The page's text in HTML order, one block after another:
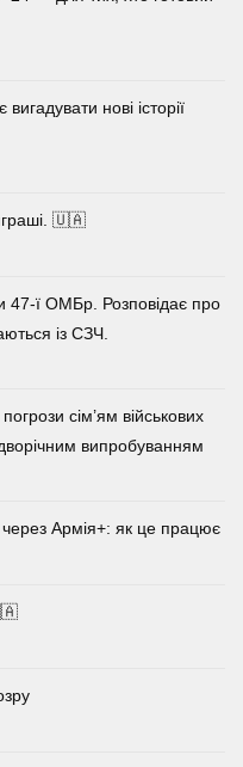
нові історії
🇺🇦
47-ї ОМБр. Розповідає про
із СЗЧ.
сім’ям військових
випробуванням
Армія+: як це працює